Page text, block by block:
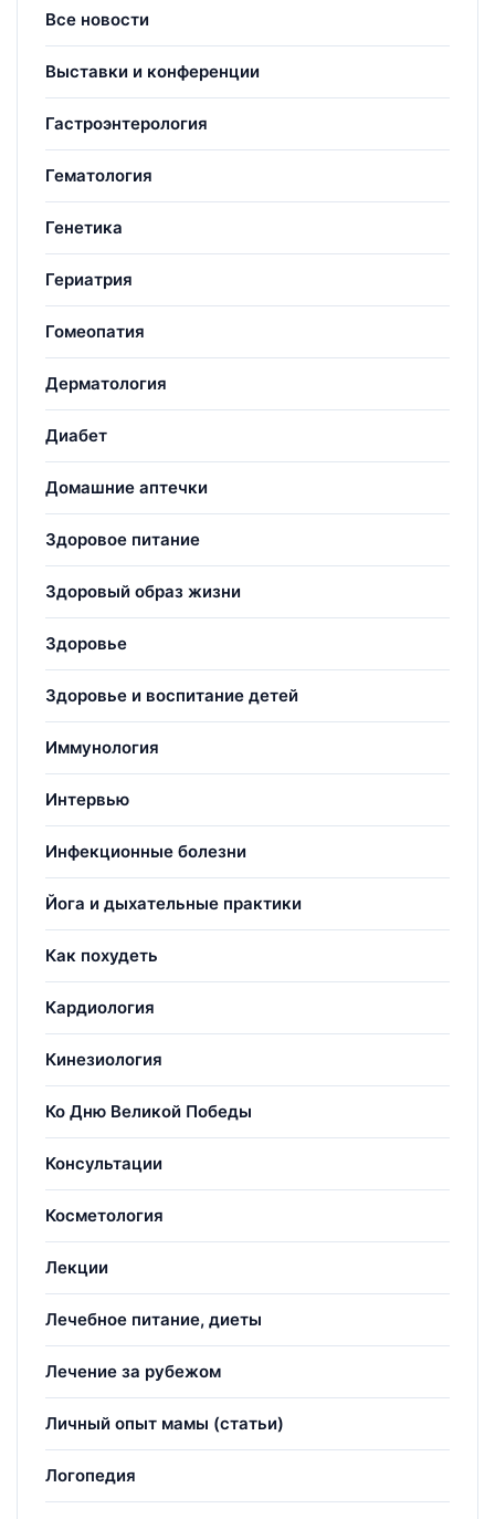
Все новости
Выставки и конференции
Гастроэнтерология
Гематология
Генетика
Гериатрия
Гомеопатия
Дерматология
Диабет
Домашние аптечки
Здоровое питание
Здоровый образ жизни
Здоровье
Здоровье и воспитание детей
Иммунология
Интервью
Инфекционные болезни
Йога и дыхательные практики
Как похудеть
Кардиология
Кинезиология
Ко Дню Великой Победы
Консультации
Косметология
Лекции
Лечебное питание, диеты
Лечение за рубежом
Личный опыт мамы (статьи)
Логопедия